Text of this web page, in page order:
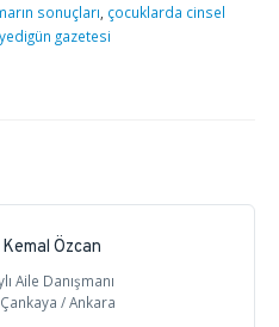
sonuçları, çocuklarda cinsel
gazetesi
Özcan
Aile Danışmanı
/ Ankara